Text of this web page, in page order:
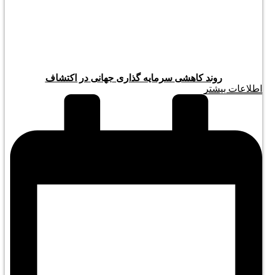
روند کاهشی سرمایه گذاری جهانی در اکتشاف
اطلاعات بیشتر